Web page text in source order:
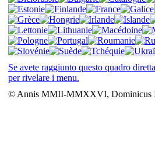
Se avete raggiunto questo quadro
per rivelare i menu.
© Annis MMII-MMXXVI, Dominicus